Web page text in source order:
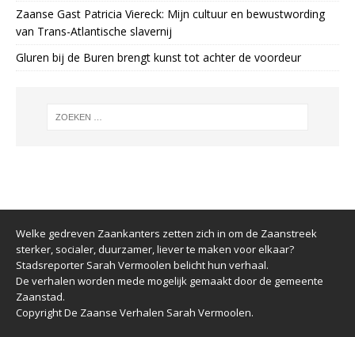
Zaanse Gast Patricia Viereck: Mijn cultuur en bewustwording
van Trans-Atlantische slavernij
Gluren bij de Buren brengt kunst tot achter de voordeur
Welke gedreven Zaankanters zetten zich in om de Zaanstreek
sterker, socialer, duurzamer, liever te maken voor elkaar?
Stadsreporter Sarah Vermoolen belicht hun verhaal.
De verhalen worden mede mogelijk gemaakt door de gemeente
Zaanstad.
Copyright De Zaanse Verhalen Sarah Vermoolen.